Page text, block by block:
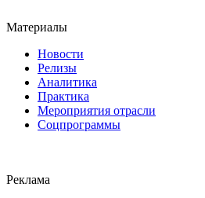
Материалы
Новости
Релизы
Аналитика
Практика
Мероприятия отрасли
Соцпрограммы
Реклама